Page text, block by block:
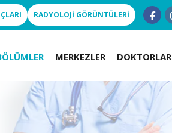
RADYOLOJİ GÖRÜNTÜLERİ
MERKEZLER DOKTORLAR